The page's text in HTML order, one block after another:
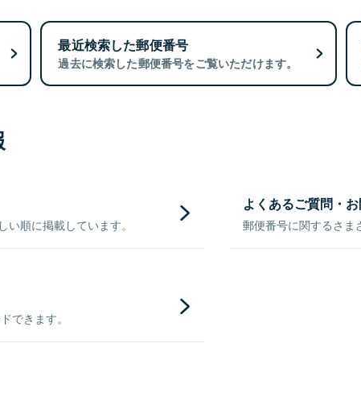
最近検索した郵便番号
過去に検索した郵便番号をご覧いただけます。
順に掲載しています。
よくあるご質問・
郵便番号に関するさま
できます。